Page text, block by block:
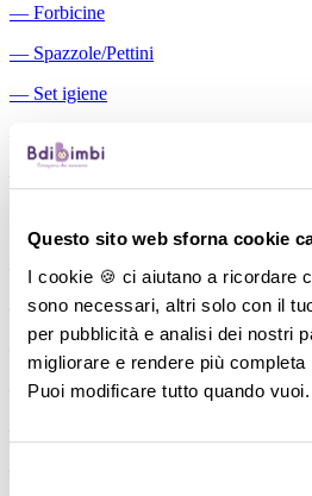
Questo sito web sforna cookie
I cookie 🍪 ci aiutano a ricordare
sono necessari, altri solo con il
per pubblicità e analisi dei nostri
migliorare e rendere più
Puoi modificare tutto quando vuoi.
― Forbicine
― Spazzole/Pettini
― Set igiene
Aspiratori nasali manuali
―
Cuscini allattamento
―Biberon
―
Tettarelle
―Succhietti